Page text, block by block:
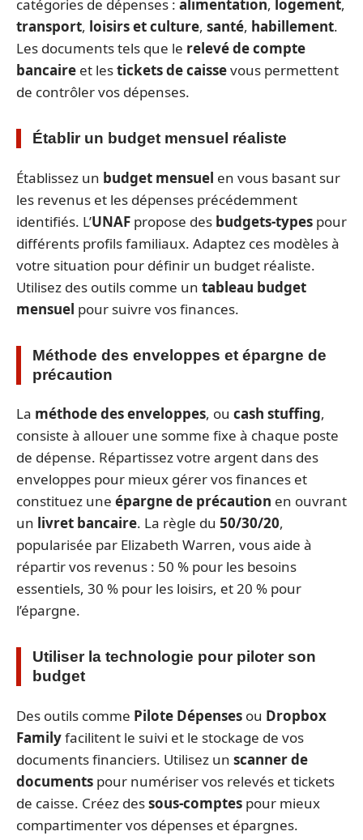
catégories de dépenses : alimentation, logement,
transport, loisirs et culture, santé, habillement.
Les documents tels que le relevé de compte
bancaire et lestickets de caissevous permettent
de contrôler vos dépenses.
Établir un budget mensuel réaliste
Établissez un budget mensuel en vous basant sur
les revenus et les dépenses précédemment
identifiés. L’UNAF propose des budgets-types pour
différents profils familiaux. Adaptez ces modèles à
votre situation pour définir un budget réaliste.
Utilisez des outils comme un tableau budget
mensuel pour suivre vos finances.
Méthode des enveloppes et épargne de
précaution
La méthode des enveloppes, ou cash stuffing,
consiste à allouer une somme fixe à chaque poste
de dépense. Répartissez votre argent dans des
enveloppes pour mieux gérer vos finances et
constituez une épargne de précaution en ouvrant
un livret bancaire. La règle du 50/30/20,
popularisée par Elizabeth Warren, vous aide à
répartir vos revenus : 50 % pour les besoins
essentiels, 30 % pour les loisirs, et 20 % pour
l’épargne.
Utiliser la technologie pour piloter son
budget
Des outils comme Pilote Dépenses ou Dropbox
Familyfacilitent le suivi et le stockage de vos
documents financiers. Utilisez un scanner de
documents pour numériser vos relevés et tickets
de caisse. Créez dessous-comptes pour mieux
compartimenter vos dépenses et épargnes.